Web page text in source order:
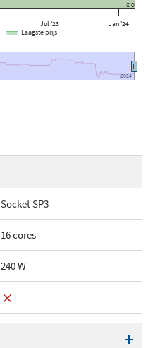
Jul '23 Jan '24
2024
2024
€ 0
Laagste prijs
Socket SP3
16 cores
240 W